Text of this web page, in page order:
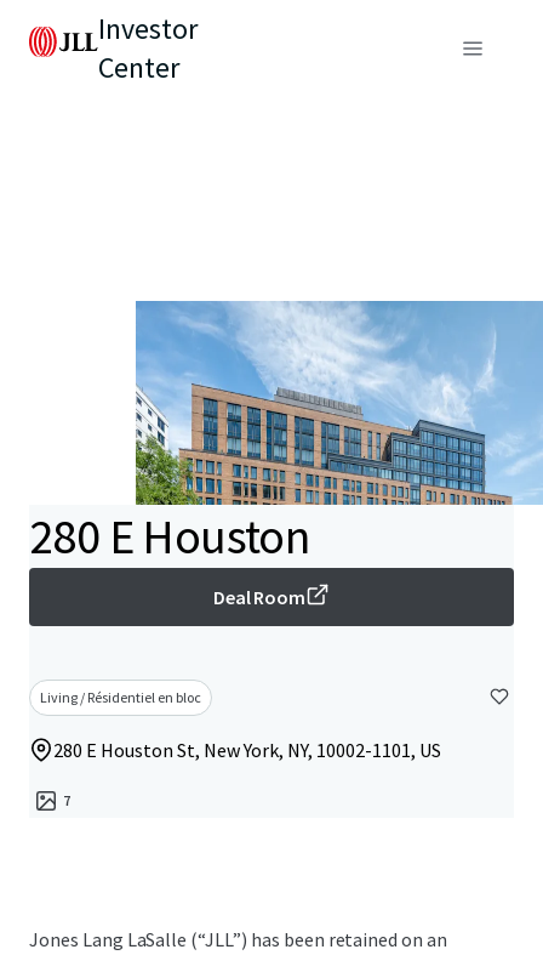
Investor
Center
280 E Houston
Deal Room
Living / Résidentiel en bloc
280 E Houston St, New York, NY, 10002-1101, US
7
Jones Lang LaSalle (“JLL”) has been retained on an